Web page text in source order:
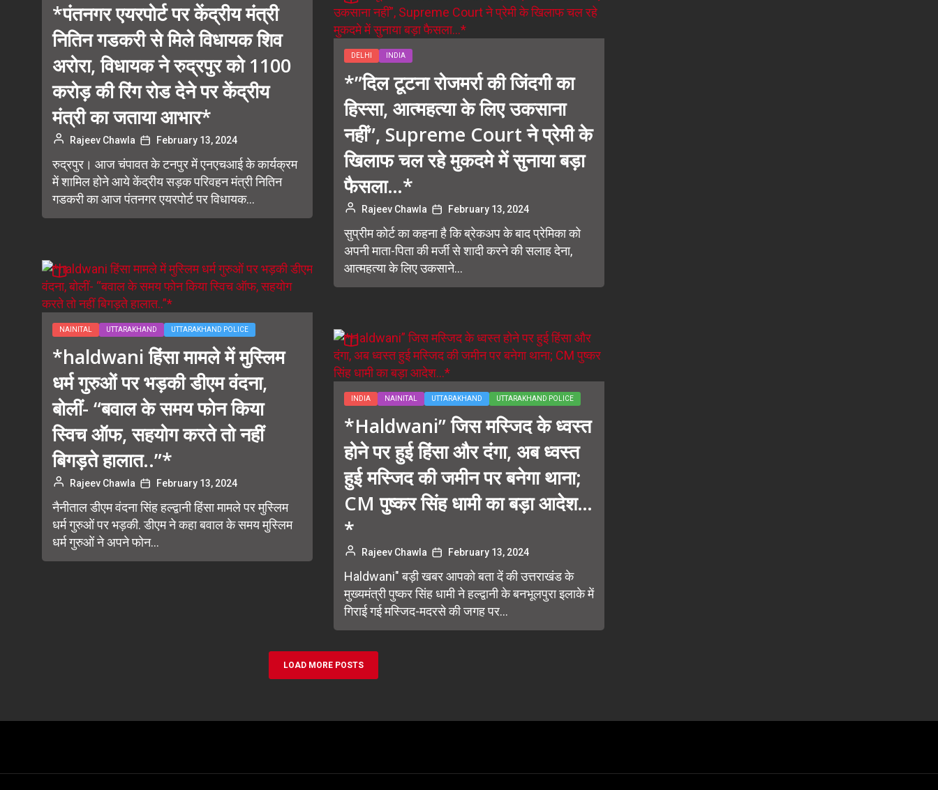
*पंतनगर एयरपोर्ट पर केंद्रीय मंत्री
नितिन गडकरी से मिले विधायक शिव
अरोरा, विधायक ने रुद्रपुर को 1100
करोड़ की रिंग रोड देने पर केंद्रीय
मंत्री का जताया आभार*
Rajeev Chawla February 13, 2024
रुद्रपुर। आज चंपावत के टनपुर में एनएचआई के कार्यक्रम
में शामिल होने आये केंद्रीय सड़क परिवहन मंत्री नितिन
गडकरी का आज पंतनगर एयरपोर्ट पर विधायक...
DELHI INDIA
*”दिल टूटना रोजमर्रा की जिंदगी का
हिस्सा, आत्महत्या के लिए उकसाना
नहीं”, Supreme Court ने प्रेमी के
खिलाफ चल रहे मुकदमे में सुनाया बड़ा
फैसला…*
Rajeev Chawla February 13, 2024
सुप्रीम कोर्ट का कहना है कि ब्रेकअप के बाद प्रेमिका को
अपनी माता-पिता की मर्जी से शादी करने की सलाह देना,
आत्महत्या के लिए उकसाने...
NAINITAL UTTARAKHAND UTTARAKHAND POLICE
*haldwani हिंसा मामले में मुस्लिम
धर्म गुरुओं पर भड़की डीएम वंदना,
बोलीं- “बवाल के समय फोन किया
स्विच ऑफ, सहयोग करते तो नहीं
बिगड़ते हालात..”*
Rajeev Chawla February 13, 2024
नैनीताल डीएम वंदना सिंह हल्द्वानी हिंसा मामले पर मुस्लिम
धर्म गुरुओं पर भड़की. डीएम ने कहा बवाल के समय मुस्लिम
धर्म गुरुओं ने अपने फोन...
INDIA NAINITAL UTTARAKHAND UTTARAKHAND POLICE
*Haldwani” जिस मस्जिद के ध्वस्त
होने पर हुई हिंसा और दंगा, अब ध्वस्त
हुई मस्जिद की जमीन पर बनेगा थाना;
CM पुष्कर सिंह धामी का बड़ा आदेश…
*
Rajeev Chawla February 13, 2024
Haldwani" बड़ी खबर आपको बता दें की उत्तराखंड के
मुख्यमंत्री पुष्कर सिंह धामी ने हल्द्वानी के बनभूलपुरा इलाके में
गिराई गई मस्जिद-मदरसे की जगह पर...
LOAD MORE POSTS